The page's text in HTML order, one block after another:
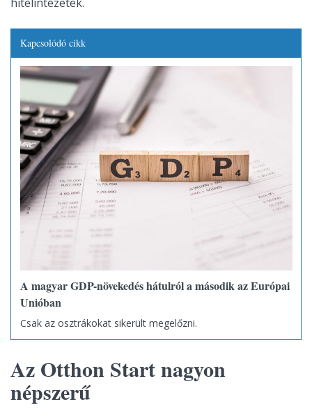
Kapcsolódó cikk
A magyar GDP-növekedés hátulról a második az Európai
Unióban
Csak az osztrákokat sikerült megelőzni.
Az Otthon Start nagyon
népszerű